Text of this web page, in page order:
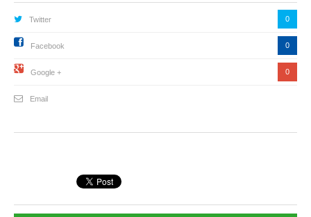
Twitter 0
Facebook 0
Google + 0
Email